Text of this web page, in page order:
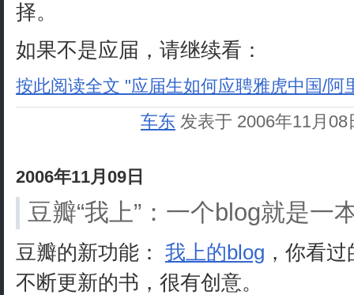
择。
如果不是应届，请继续看：
按此阅读全文 "应届生如何应聘雅虎中国/阿
车东 发表于 2006年11月
2006年11月09日
豆瓣“我上”：一个blog就是一
豆瓣的新功能： 我上的blog ，你看
不断更新的书，很有创意。